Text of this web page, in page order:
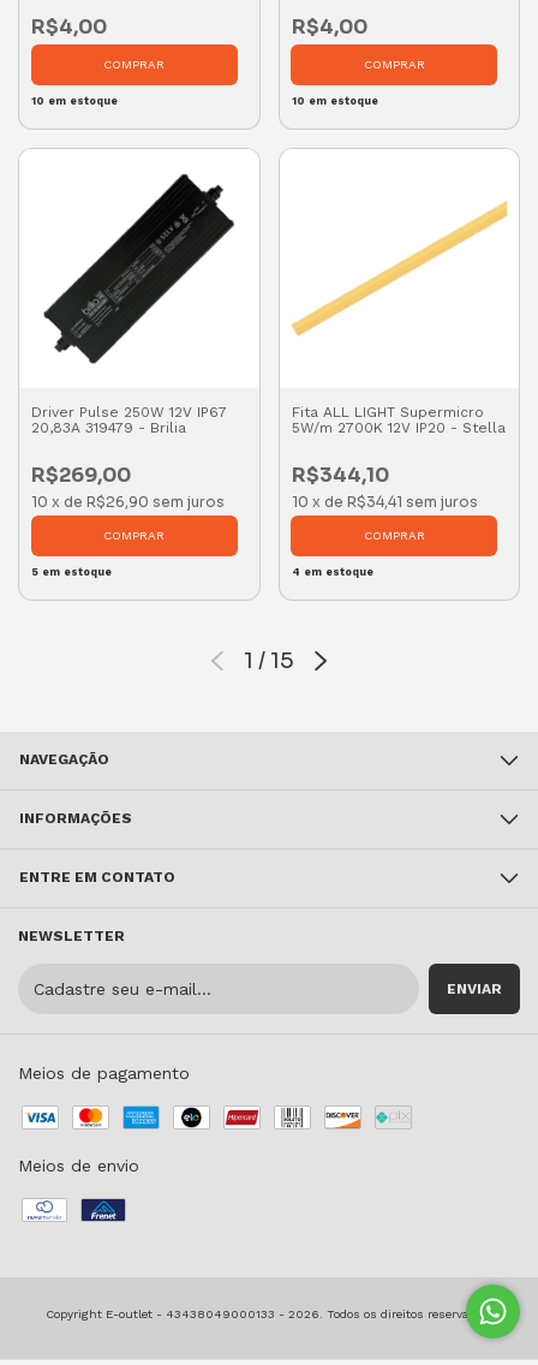
R$4,00
10 em estoque
R$4,00
10 em estoque
Driver Pulse 250W 12V IP67
20,83A 319479 - Brilia
R$269,00
10 x de R$26,90 sem juros
5 em estoque
Fita ALL LIGHT Supermicro
5W/m 2700K 12V IP20 - Stella
R$344,10
10 x de R$34,41 sem juros
4 em estoque
1 / 15
NAVEGAÇÃO
INFORMAÇÕES
ENTRE EM CONTATO
NEWSLETTER
Meios de pagamento
Meios de envio
Copyright E-outlet - 43438049000133 - 2026. Todos os direitos reservados.